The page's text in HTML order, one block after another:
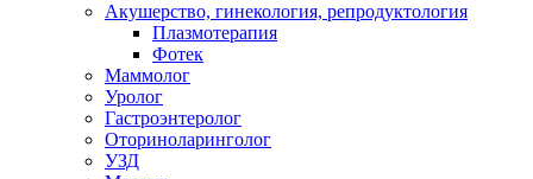
Акушерство, гинекология, репродуктология
Плазмотерапия
Фотек
Маммолог
Уролог
Гастроэнтеролог
Оториноларинголог
УЗД